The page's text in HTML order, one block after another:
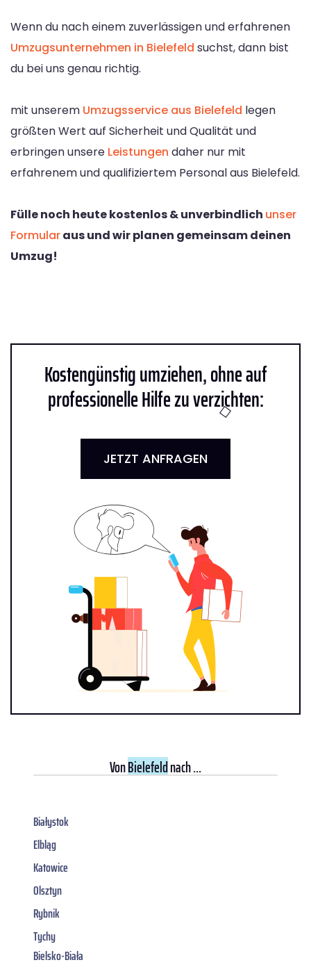
Wenn du nach einem zuverlässigen und erfahrenen
Umzugsunternehmen in Bielefeld suchst, dann bist
du bei uns genau richtig.
mit unserem Umzugsservice aus Bielefeld legen
größten Wert auf Sicherheit und Qualität und
erbringen unsere Leistungen daher nur mit
erfahrenem und qualifiziertem Personal aus Bielefeld.
Fülle noch heute kostenlos & unverbindlich unser
Formularaus und wir planen gemeinsam deinen
Umzug!
Kostengünstig umziehen, ohne auf
professionelle Hilfe zu verzichten:
JETZT ANFRAGEN
VonBielefeldnach ...
Białystok
Elbląg
Katowice
Olsztyn
Rybnik
Tychy
Bielsko-Biała